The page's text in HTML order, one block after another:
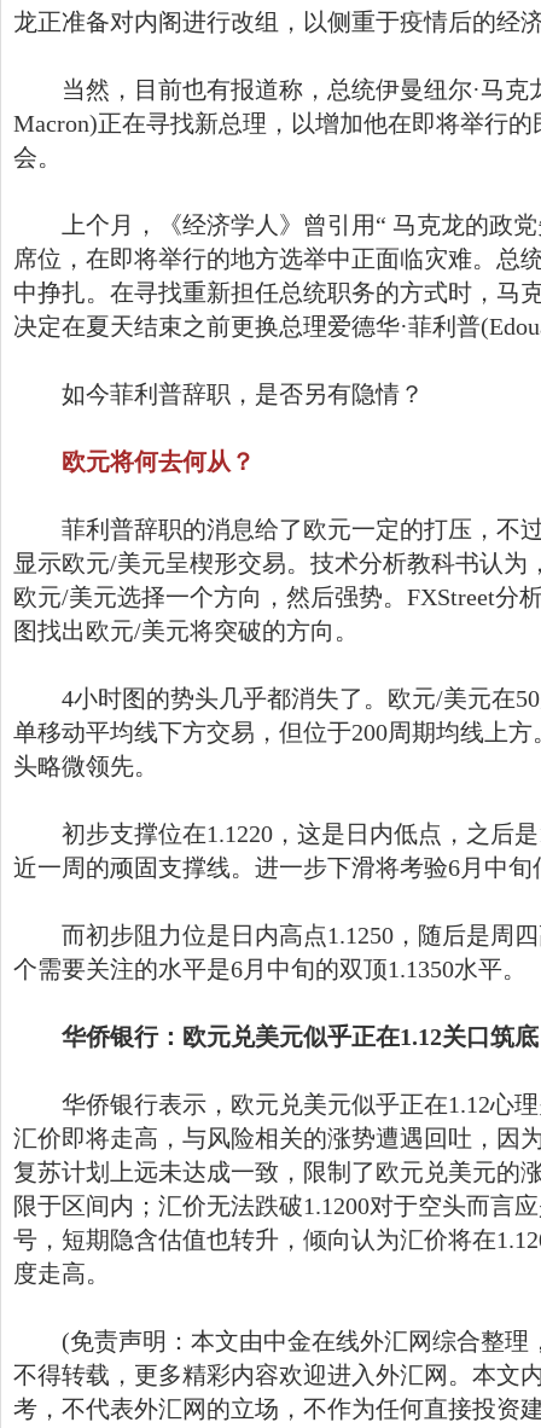
龙正准备对内阁进行改组，以侧重于疫情后的经
当然，目前也有报道称，总统伊曼纽尔·马克
Macron)正在寻找新总理，以增加他在即将举行
会。
上个月，《经济学人》曾引用“ 马克龙的政党
席位，在即将举行的地方选举中正面临灾难。总
中挣扎。在寻找重新担任总统职务的方式时，马
决定在夏天结束之前更换总理爱德华·菲利普
如今菲利普辞职，是否另有隐情？
欧元将何去何从？
菲利普辞职的消息给了欧元一定的打压，不
显示欧元/美元呈楔形交易。技术分析教科书认为
欧元/美元选择一个方向，然后强势。FXStreet分
图找出欧元/美元将突破的方向。
4小时图的势头几乎都消失了。欧元/美元在50
单移动平均线下方交易，但位于200周期均线上
头略微领先。
初步支撑位在1.1220，这是日内低点，之后是
近一周的顽固支撑线。进一步下滑将考验6月中旬
而初步阻力位是日内高点1.1250，随后是周四
个需要关注的水平是6月中旬的双顶1.1350水平。
华侨银行：欧元兑美元似乎正在1.12关口筑底
华侨银行表示，欧元兑美元似乎正在1.12心理
汇价即将走高，与风险相关的涨势遭遇回吐，因
复苏计划上远未达成一致，限制了欧元兑美元的
限于区间内；汇价无法跌破1.1200对于空头而言
号，短期隐含估值也转升，倾向认为汇价将在
度走高。
(免责声明：本文由中金在线外汇网综合整理
不得转载，更多精彩内容欢迎进入外汇网 。本文
考，不代表外汇网的立场，不作为任何直接投资